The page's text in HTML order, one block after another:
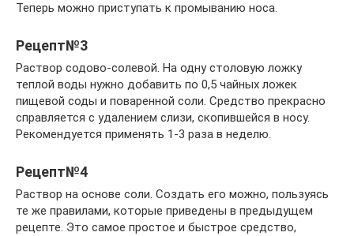
Теперь можно приступать к промыванию носа.
Рецепт№3
Раствор содово-солевой. На одну столовую ложку
теплой воды нужно добавить по 0,5 чайных ложек
пищевой соды и поваренной соли. Средство прекрасно
справляется с удалением слизи, скопившейся в носу.
Рекомендуется применять 1-3 раза в неделю.
Рецепт№4
Раствор на основе соли. Создать его можно, пользуясь
те же правилами, которые приведены в предыдущем
рецепте. Это самое простое и быстрое средство,